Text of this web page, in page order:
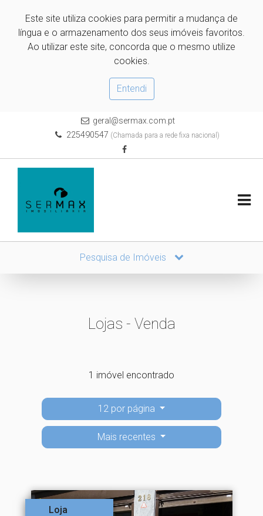
Este site utiliza cookies para permitir a mudança de
língua e o armazenamento dos seus imóveis favoritos.
Ao utilizar este site, concorda que o mesmo utilize
cookies.
Entendi
geral@sermax.com.pt
225490547 (Chamada para a rede fixa nacional)
Pesquisa de Imóveis
Lojas - Venda
1 imóvel encontrado
12 por página
Mais recentes
Loja